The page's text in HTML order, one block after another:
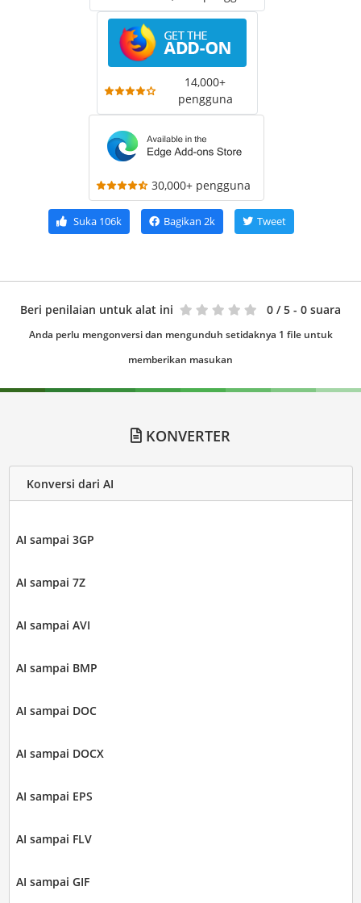
14,000+
pengguna
30,000+ pengguna
Suka106k Bagikan 2k Tweet
Beri penilaian untuk alat ini 0 / 5 - 0 suara
Anda perlu mengonversi dan mengunduh setidaknya 1 file untuk
memberikan masukan
KONVERTER
Konversi dari AI
AI sampai 3GP
AI sampai 7Z
AI sampai AVI
AI sampai BMP
AI sampai DOC
AI sampai DOCX
AI sampai EPS
AI sampai FLV
AI sampai GIF